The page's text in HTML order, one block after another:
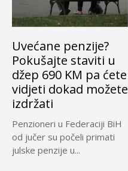
Uvećane penzije?
Pokušajte staviti u
džep 690 KM pa ćete
vidjeti dokad možete
izdržati
Penzioneri u Federaciji BiH
od jučer su počeli primati
julske penzije u...